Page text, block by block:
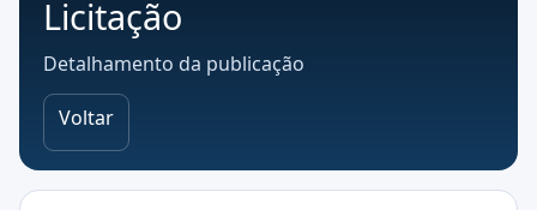
Licitação
Detalhamento da publicação
Voltar